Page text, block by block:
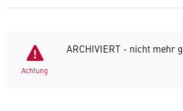
Achtung
ARCHIVIERT - nicht mehr